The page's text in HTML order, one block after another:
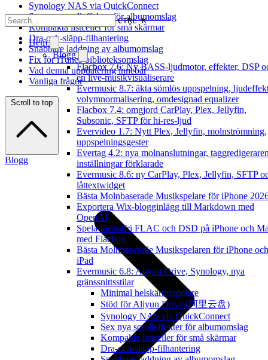
CTRL K
Hem
Blogg
Flacbox 7.6: Ny BASS-ljudmotor, effekter, DSP
en live-musikvisualiserare
Evermusic 8.7: äkta sömlös uppspelning,
volymnormalisering, omdesignad equalizer
Flacbox 7.4: omgjord CarPlay, Plex, Jellyfin,
Subsonic, SFTP för hi-res-ljud
Evervideo 1.7: Nytt Plex, Jellyfin, molnströmning,
uppspelningsgester
Evertag 4.2: nya molnanslutningar,
inställningar förklarade
Evermusic 8.6: ny CarPlay, Plex, Jellyfin, SFTP
låttextwidget
Bästa Molnbaserade Musikspelare för iPhone
Exportera Wix-blogginlägg till Markdown med
OpenAI
Spela förlustfri FLAC och DSD på iPhone och
med Flacbox
Bästa Molnbaserade Musikspelaren för iPhone och
iPad
Evermusic 6.8: Aliyun Drive, Synology, nya
gränssnittsstilar
Minimal helskärmsspelare
Stöd för Aliyun Drive (阿里云盘)
Synology NAS via QuickConnect
Sex nya scrolleffekter för albumomslag
Kompakta listceller för små skärmar
Dra-och-släpp-filhantering
Synology NAS via QuickConnect
Sex nya scrolleffekter för albumomslag
Kompakta listceller för små skärmar
Dra-och-släpp-filhantering
Snabbare laddning av albumomslag
Fix för iTunes-biblioteksomslag
Vad denna uppdatering innebär
Vanliga frågor
Scroll to top
Blogg